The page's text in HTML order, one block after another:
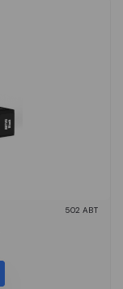
502 ABT